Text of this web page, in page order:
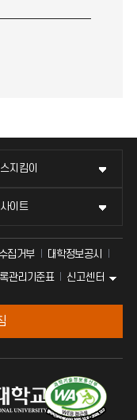
지킴이
이트
집거부
대학정보공시
관리기준표 신고센터